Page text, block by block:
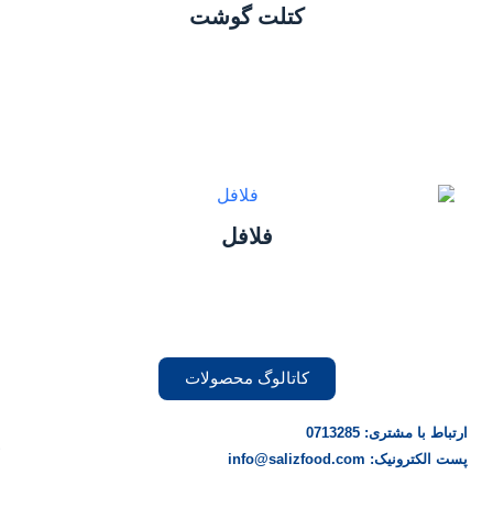
کتلت گوشت
فلافل
کاتالوگ محصولات
ارتباط با مشتری: 0713285
پست الکترونیک: info@salizfood.com